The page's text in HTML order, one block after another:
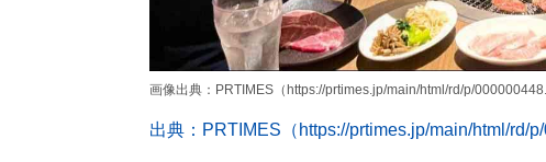
画像出典：PRTIMES（https://prtimes.jp/main/html/rd/p/
出典：PRTIMES（https://prtimes.jp/main/html/rd/